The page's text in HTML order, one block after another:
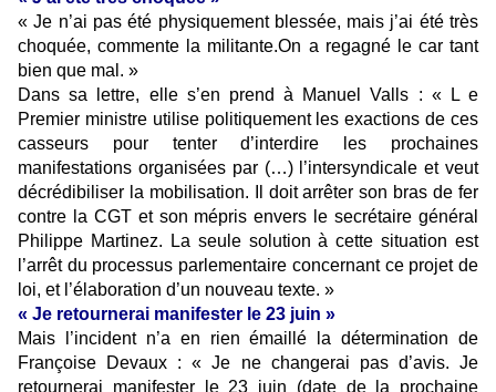
« Je n’ai pas été physiquement blessée, mais j’ai été très
choquée, commente la militante.On a regagné le car tant
bien que mal. »
Dans sa lettre, elle s’en prend à Manuel Valls : « L e
Premier ministre utilise politiquement les exactions de ces
casseurs pour tenter d’interdire les prochaines
manifestations organisées par (…) l’intersyndicale et veut
décrédibiliser la mobilisation. Il doit arrêter son bras de fer
contre la CGT et son mépris envers le secrétaire général
Philippe Martinez. La seule solution à cette situation est
l’arrêt du processus parlementaire concernant ce projet de
loi, et l’élaboration d’un nouveau texte. »
« Je retournerai manifester le 23 juin »
Mais l’incident n’a en rien émaillé la détermination de
Françoise Devaux : « Je ne changerai pas d’avis. Je
retournerai manifester le 23 juin (date de la prochaine